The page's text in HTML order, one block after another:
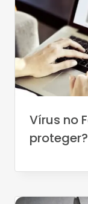
Vírus no
proteger?